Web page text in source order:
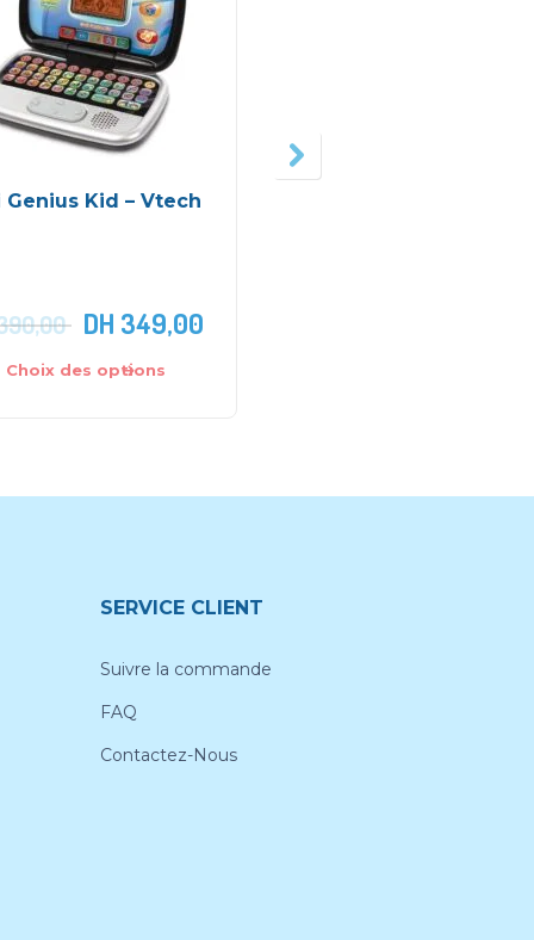
Genius Kid – Vtech
DH 349,00
Choix des options
SERVICE CLIENT
Suivre la commande
FAQ
Contactez-Nous